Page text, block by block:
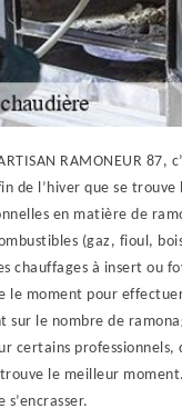
RAMONEUR 87,
de l’hiver que se trouve
en matière de
(gaz, fioul,
chauffages à insert ou
le moment pour
sur le nombre de
certains professionnels,
le meilleur
s’encrasser.